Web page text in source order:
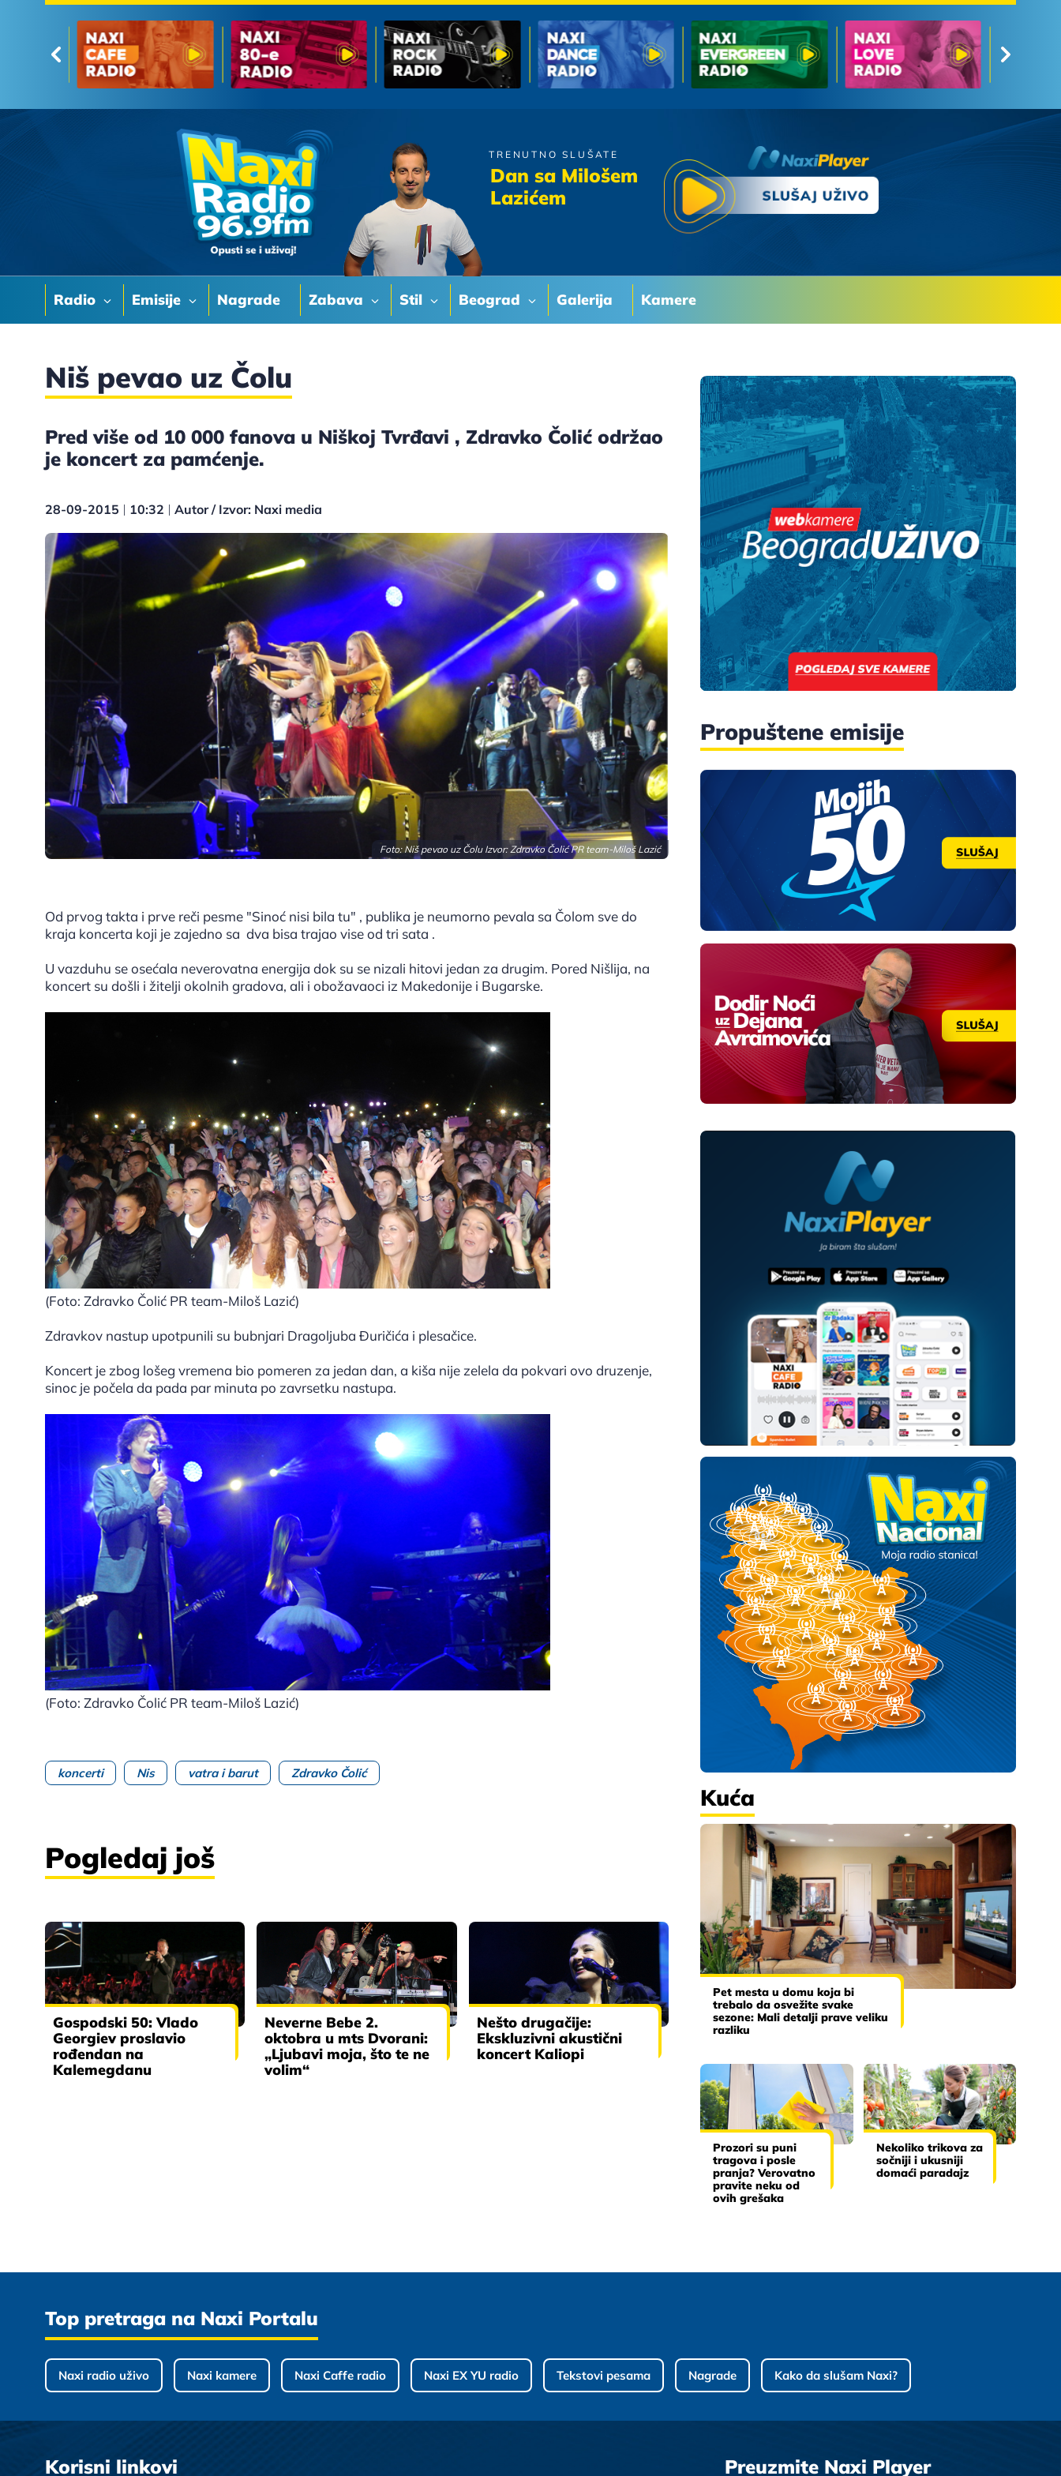
Radio Emisije Nagrade Zabava Stil Beograd Galerija Kamere
TRENUTNO SLUŠATE
Dan sa Milošem
Lazićem
Tose i Antonija
Niš pevao uz Čolu
Pred više od 10 000 fanova u Niškoj Tvrđavi , Zdravko Čolić održao
je koncert za pamćenje.
28-09-2015 10:32 Autor / Izvor: Naxi media
Foto: Niš pevao uz Čolu Izvor: Zdravko Čolić PR team-Miloš Lazić
Od prvog takta i prve reči pesme "Sinoć nisi bila tu" , publika je neumorno pevala sa Čolom sve do
kraja koncerta koji je zajedno sa dva bisa trajao vise od tri sata .
U vazduhu se osećala neverovatna energija dok su se nizali hitovi jedan za drugim. Pored Nišlija, na
koncert su došli i žitelji okolnih gradova, ali i obožavaoci iz Makedonije i Bugarske.
(Foto: Zdravko Čolić PR team-Miloš Lazić)
Zdravkov nastup upotpunili su bubnjari Dragoljuba Đuričića i plesačice.
Koncert je zbog lošeg vremena bio pomeren za jedan dan, a kiša nije zelela da pokvari ovo druzenje,
sinoc je počela da pada par minuta po zavrsetku nastupa.
(Foto: Zdravko Čolić PR team-Miloš Lazić)
koncerti Nis vatra i barut Zdravko Čolić
Pogledaj još
Gospodski 50: Vlado
Georgiev proslavio
rođendan na
Kalemegdanu
Neverne Bebe 2.
oktobra u mts Dvorani:
„Ljubavi moja, što te ne
volim“
Nešto drugačije:
Ekskluzivni akustični
koncert Kaliopi
Propuštene emisije
Kuća
Pet mesta u domu koja bi
trebalo da osvežite svake
sezone: Mali detalji prave veliku
razliku
Prozori su puni
tragova i posle
pranja? Verovatno
pravite neku od
ovih grešaka
Nekoliko trikova za
sočniji i ukusniji
domaći paradajz
Top pretraga na Naxi Portalu
Naxi radio uživo Naxi kamere Naxi Caffe radio Naxi EX YU radio Tekstovi pesama Nagrade Kako da slušam Naxi?
Korisni linkovi Preuzmite Naxi Player